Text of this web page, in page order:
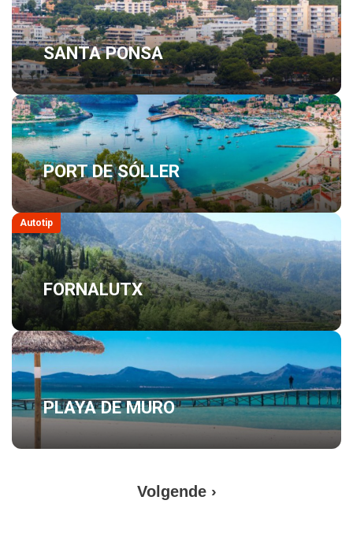
SANTA PONSA
PORT DE SÓLLER
FORNALUTX
Autotip
PLAYA DE MURO
Volgende
Volgende ›